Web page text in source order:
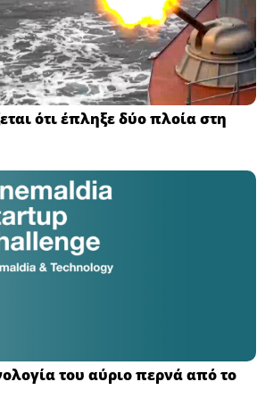
ότι έπληξε δύο πλοία στη
του αύριο περνά από το